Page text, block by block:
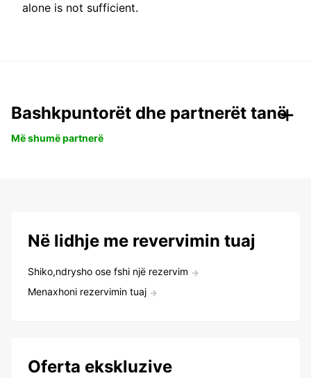
alone is not sufficient.
Bashkpuntorët dhe partnerët tanë
Më shumë partnerë
Në lidhje me revervimin tuaj
Shiko,ndrysho ose fshi një rezervim
Menaxhoni rezervimin tuaj
Oferta ekskluzive